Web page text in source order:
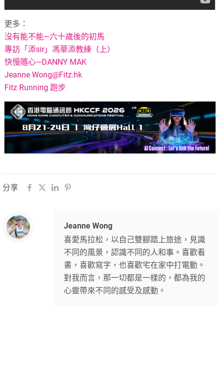
更多：
沒有能不能—六十歲後的初馬
專訪「添sir」馮華添教練（上）
快慢隨心—DANNY MAK
JeanneWong@Fitz.hk
Fitz Running 跑步
分享
Jeanne Wong
喜愛馬拉松，以自己雙腳踏上旅途，見識
不同的風景，認識不同的人和事。喜歡看
書，喜歡寫字，也喜歡宅在家中打電動。
對我而言，那一切都是一樣的，都為我的
心靈帶來不同的感受及感動。